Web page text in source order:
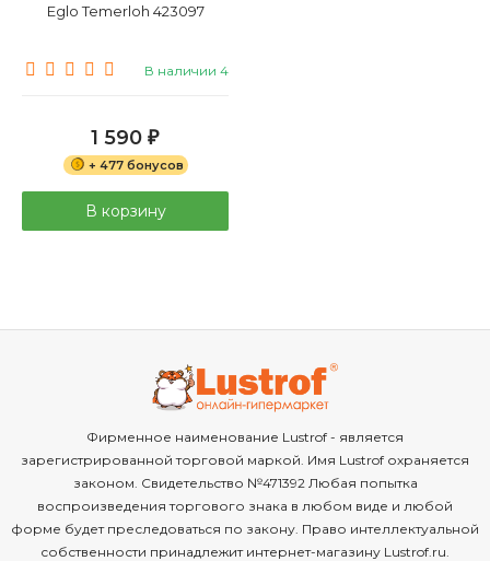
Eglo Temerloh 423097
В наличии 4
1 590 ₽
+ 477 бонусов
В корзину
Фирменное наименование Lustrof - является
зарегистрированной торговой маркой. Имя Lustrof охраняется
законом. Свидетельство №471392 Любая попытка
воспроизведения торгового знака в любом виде и любой
форме будет преследоваться по закону. Право интеллектуальной
собственности принадлежит интернет-магазину Lustrof.ru.